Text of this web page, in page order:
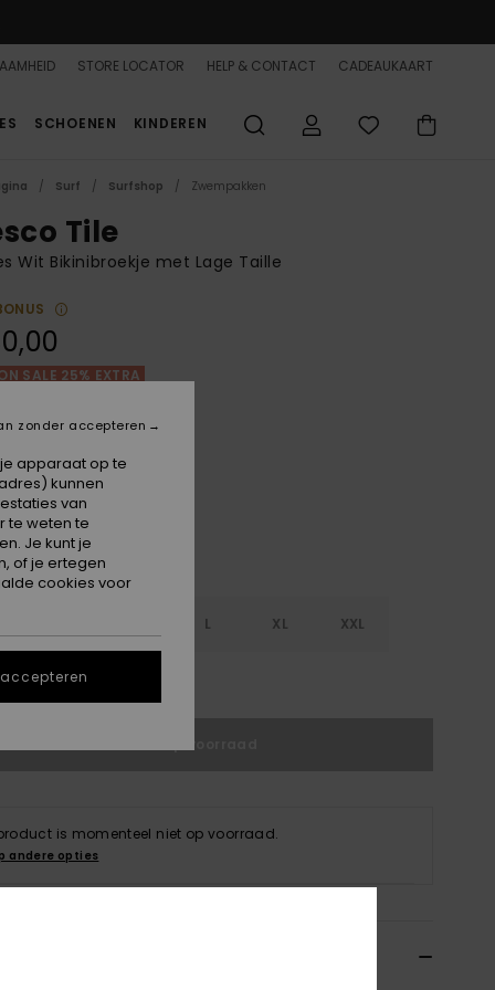
STORE LOCATOR HELP & CONTACT CADEAUKAART
SCHOENEN KINDEREN
Surf Surfshop Zwempakken
Tile
Wit Bikinibroekje met Lage Taille
SALE 25% EXTRA
Dancer Fresco Tile
L XL XXL
maattabel
is momenteel niet op voorraad.
andere opties
apparaat op te
kunnen
van
te weten te
Je kunt je
of je ertegen
cookies voor
zonder accepteren